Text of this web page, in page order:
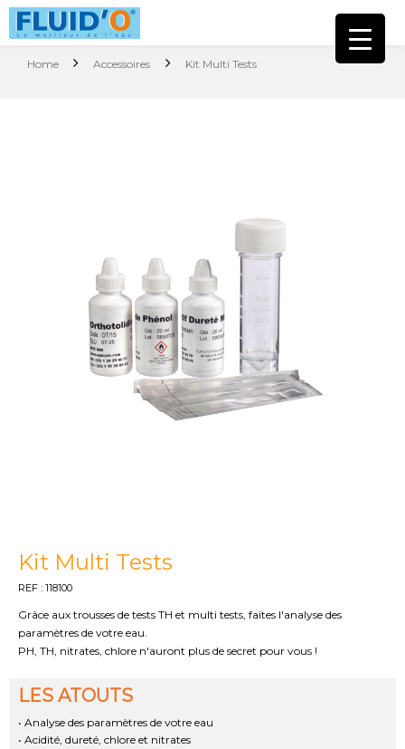
Home Accessoires Kit Multi Tests
Kit Multi Tests
REF : 118100
Grâce aux trousses de tests TH et multi tests, faites l'analyse des
paramètres de votre eau.
PH, TH, nitrates, chlore n'auront plus de secret pour vous !
LES ATOUTS
• Analyse des paramètres de votre eau
• Acidité, dureté, chlore et nitrates